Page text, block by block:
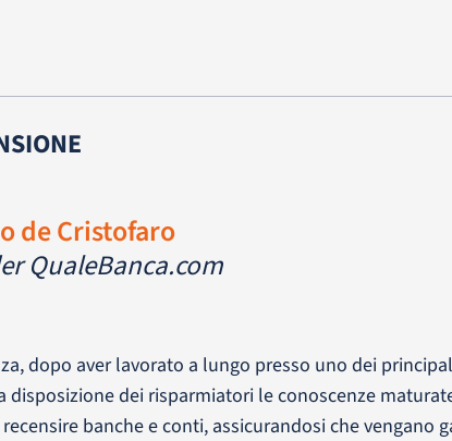
de Cristofaro
QualeBanca.com
dopo aver lavorato a lungo presso uno dei
disposizione dei risparmiatori le conoscenze
banche e conti, assicurandosi che vengano